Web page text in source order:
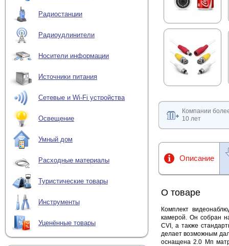
Радиостанции
Радиоудлинители
Носители информации
Источники питания
Сетевые и Wi-Fi устройства
Освещение
Умный дом
Расходные материалы
Туристические товары
Инструменты
Уценённые товары
Компании
10 лет
Описание
О товаре
Комплект
камерой. Он собран
CVI, а также
делает возможным
оснащена 2.0 Мп